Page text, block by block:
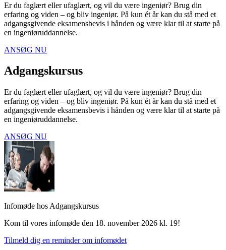
Er du faglært eller ufaglært, og vil du være ingeniør? Brug din
erfaring og viden – og bliv ingeniør. På kun ét år kan du stå med et
adgangsgivende eksamensbevis i hånden og være klar til at starte på
en ingeniøruddannelse.
ANSØG NU
Adgangs­kursus
Er du faglært eller ufaglært, og vil du være ingeniør? Brug din
erfaring og viden – og bliv ingeniør. På kun ét år kan du stå med et
adgangsgivende eksamensbevis i hånden og være klar til at starte på
en ingeniøruddannelse.
ANSØG NU
Infomøde hos Adgangskursus
Kom til vores infomøde den 18. november 2026 kl. 19!
Tilmeld dig en reminder om infomødet